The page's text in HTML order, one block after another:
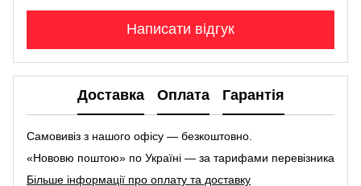
Написати відгук
Доставка Оплата Гарантія
Самовивіз з нашого офісу — безкоштовно.
«Нововю поштою» по Україні — за тарифами перевізника
Більше інформації про оплату та доставку